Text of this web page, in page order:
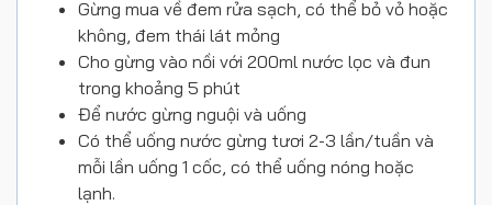
Gừng mua về đem rửa sạch, có thể bỏ vỏ hoặc
không, đem thái lát mỏng
Cho gừng vào nồi với 200ml nước lọc và đun
trong khoảng 5 phút
Để nước gừng nguội và uống
Có thể uống nước gừng tươi 2-3 lần/tuần và
mỗi lần uống 1 cốc, có thể uống nóng hoặc
lạnh.